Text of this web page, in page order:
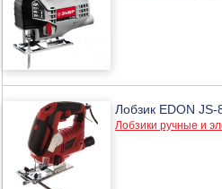
Лобзик EDON JS-
Лобзики ручные и